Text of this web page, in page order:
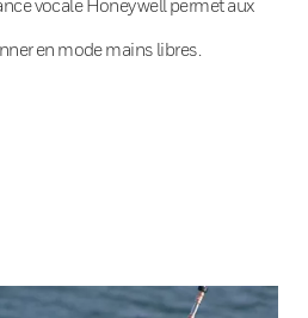
vocale Honeywell permet aux
en mode mains libres.